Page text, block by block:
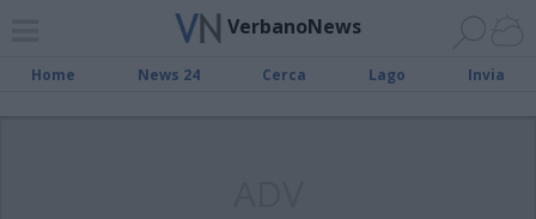
VerbanoNews
Home News 24 Cerca Lago Invia